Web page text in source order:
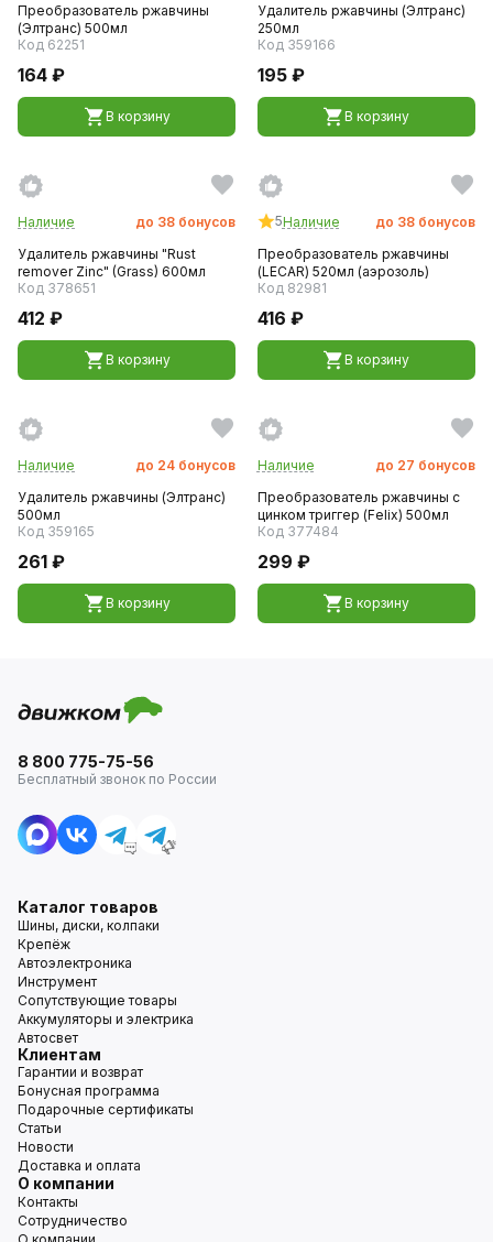
Преобразователь ржавчины
(Элтранс) 500мл
Код 62251
164 ₽
В корзину
Удалитель ржавчины (Элтранс)
250мл
Код 359166
195 ₽
В корзину
Наличие до 38 бонусов
Удалитель ржавчины "Rust
remover Zinc" (Grass) 600мл
Код 378651
412 ₽
В корзину
5Наличие до 38 бонусов
Преобразователь ржавчины
(LECAR) 520мл (аэрозоль)
Код 82981
416 ₽
В корзину
Наличие до 24 бонусов
Удалитель ржавчины (Элтранс)
500мл
Код 359165
261 ₽
В корзину
Наличие до 27 бонусов
Преобразователь ржавчины с
цинком триггер (Felix) 500мл
Код 377484
299 ₽
В корзину
8 800 775-75-56
Бесплатный звонок по России
Каталог товаров
Шины, диски, колпаки
Крепёж
Автоэлектроника
Инструмент
Сопутствующие товары
Аккумуляторы и электрика
Автосвет
Клиентам
Гарантии и возврат
Бонусная программа
Подарочные сертификаты
Статьи
Новости
Доставка и оплата
О компании
Контакты
Сотрудничество